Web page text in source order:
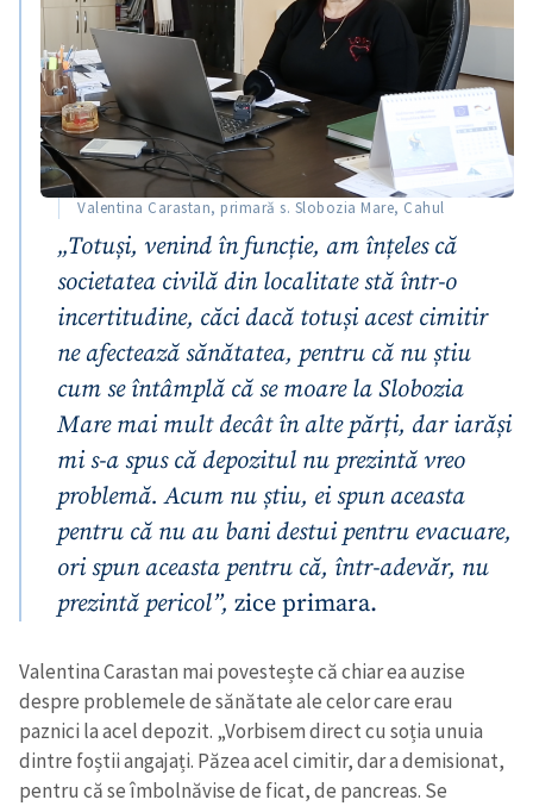
Valentina Carastan, primară s. Slobozia Mare, Cahul
„Totuși, venind în funcție, am înțeles că
societatea civilă din localitate stă într-o
incertitudine, căci dacă totuși acest cimitir
ne afectează sănătatea, pentru că nu știu
cum se întâmplă că se moare la Slobozia
Mare mai mult decât în alte părți, dar iarăși
mi s-a spus că depozitul nu prezintă vreo
problemă. Acum nu știu, ei spun aceasta
pentru că nu au bani destui pentru evacuare,
ori spun aceasta pentru că, într-adevăr, nu
prezintă pericol”, zice primara.
Valentina Carastan mai povestește că chiar ea auzise
despre problemele de sănătate ale celor care erau
paznici la acel depozit. „Vorbisem direct cu soția unuia
dintre foștii angajați. Păzea acel cimitir, dar a demisionat,
pentru că se îmbolnăvise de ficat, de pancreas. Se